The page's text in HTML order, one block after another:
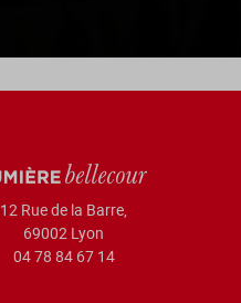
12 Rue de la Barre,
69002 Lyon
04 78 84 67 14